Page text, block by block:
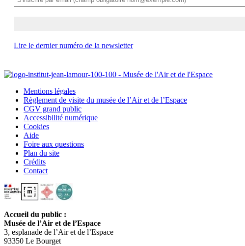
Lire le dernier numéro de la newsletter
Mentions légales
Règlement de visite du musée de l’Air et de l’Espace
CGV grand public
Accessibilité numérique
Cookies
Aide
Foire aux questions
Plan du site
Crédits
Contact
Accueil du public :
Musée de l’Air et de l’Espace
3, esplanade de l’Air et de l’Espace
93350 Le Bourget